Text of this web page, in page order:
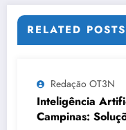
RELATED POSTS
Redação OT3N
Inteligência
Campinas: